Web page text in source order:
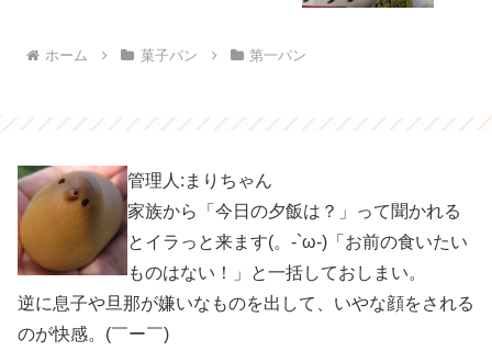
ホーム 菓子パン 第一パン
管理人:まりちゃん
家族から「今日の夕飯は？」って聞かれる
とイラっと来ます(。-`ω-)「お前の食いたい
ものはない！」と一括しておしまい。
逆に息子や旦那が嫌いなものを出して、いやな顔をされる
のが快感。(￣ー￣)